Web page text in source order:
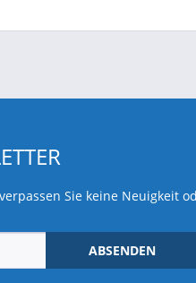
Sie keine Neuigkeit
ABSENDEN